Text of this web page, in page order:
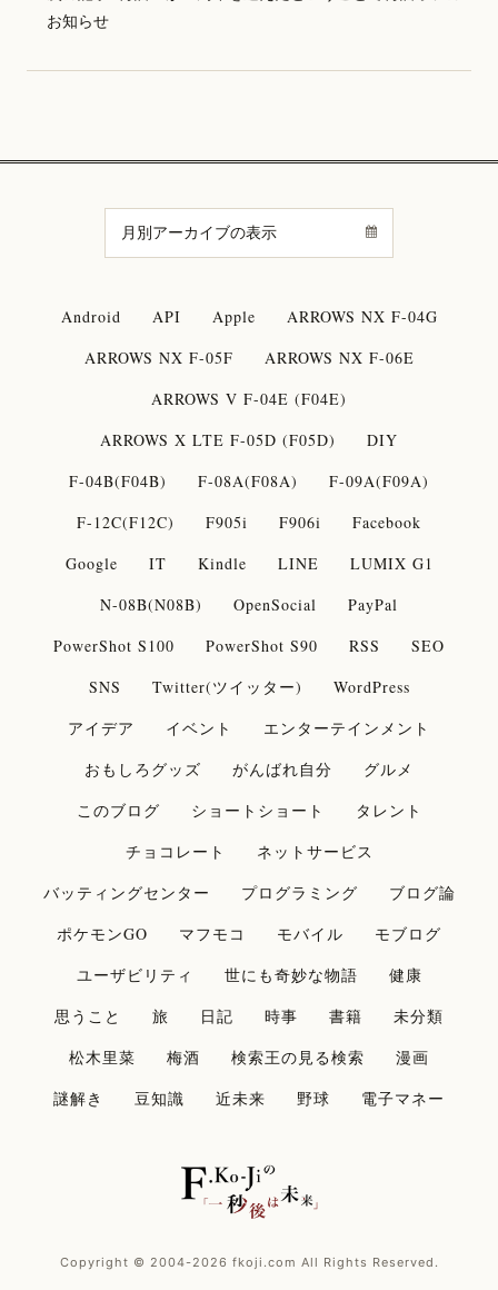
お知らせ
Android API Apple
ARROWS NX F-04G
ARROWS NX F-05F
ARROWS NX F-06E
ARROWS V F-04E (F04E)
ARROWS X LTE F-05D (F05D)
DIY
F-04B(F04B)
F-08A(F08A)
F-09A(F09A)
F-12C(F12C)
F905i F906i
Facebook
Google
IT Kindle LINE
LUMIX G1
N-08B(N08B)
OpenSocial
PayPal
PowerShot S100
PowerShot S90 RSS
SEO
SNS
Twitter(ツイッター)
WordPress
アイデア
イベント
エンターテインメント
おもしろグッズ
がんばれ自分
グルメ
このブログ
ショートショート
タレント
チョコレート
ネットサービス
バッティングセンター
プログラミング
ブログ論
ポケモンGO
マフモコ モバイル
モブログ
ユーザビリティ
世にも奇妙な物語
健康
思うこと
旅 日記 時事 書籍
未分類
松木里菜
梅酒 検索王の見る検索
漫画
謎解き
豆知識 近未来 野球 電子マネー
Copyright © 2004-2026 fkoji.com All Rights Reserved.